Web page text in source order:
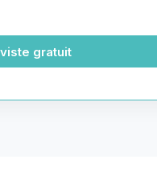
gratuit